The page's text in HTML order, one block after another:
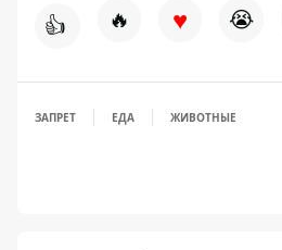
👍 🔥 ♥ 😭
ЗАПРЕТ ЕДА ЖИВОТНЫЕ